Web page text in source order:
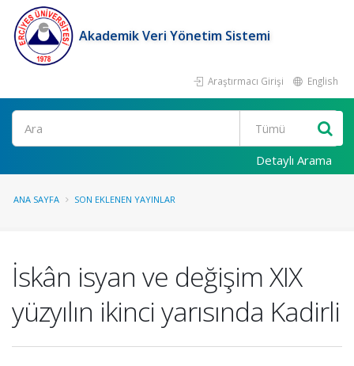
Akademik Veri Yönetim Sistemi
Araştırmacı Girişi English
Ara
Detaylı Arama
ANA SAYFA SON EKLENEN YAYINLAR
İskân isyan ve değişim XIX
yüzyılın ikinci yarısında Kadirli